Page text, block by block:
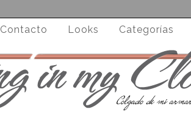
Contacto Looks Categorías